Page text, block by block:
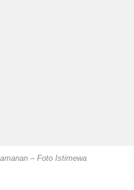
– Foto Istimewa